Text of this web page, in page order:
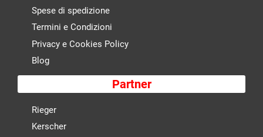
Spese di spedizione
Termini e Condizioni
Privacy e Cookies Policy
Blog
Partner
Rieger
Kerscher